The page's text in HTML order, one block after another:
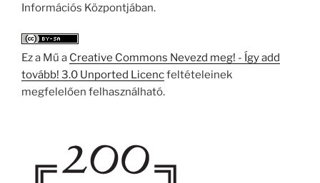
Információs Központjában.
Ez a Mű a Creative Commons Nevezd meg! - Így add
tovább! 3.0 Unported Licencfeltételeinek
megfelelően felhasználható.